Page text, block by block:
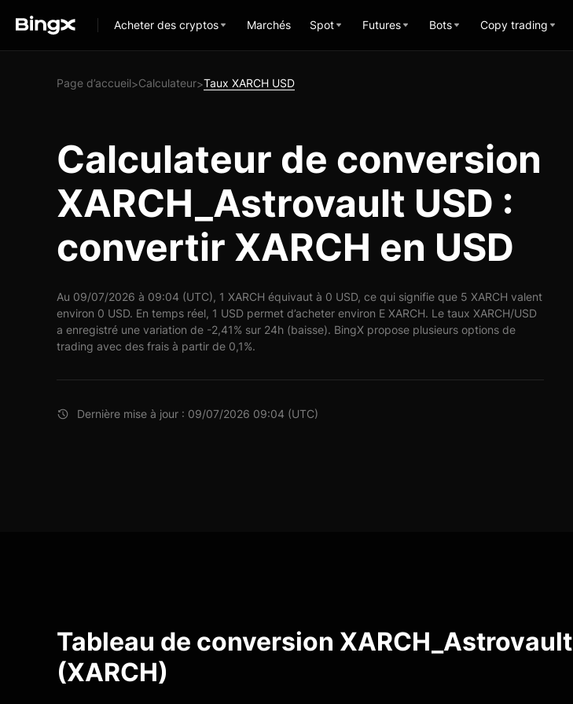
Acheter des cryptos Marchés Spot Futures Bots Copy trading
Page d’accueil>Calculateur>Taux XARCH USD
Calculateur de conversion
XARCH_Astrovault USD :
convertir XARCH en USD
Au 09/07/2026 à 09:04 (UTC), 1 XARCH équivaut à 0 USD, ce qui signifie que 5 XARCH valent
environ 0 USD. En temps réel, 1 USD permet d’acheter environ E XARCH. Le taux XARCH/USD
a enregistré une variation de -2,41% sur 24h (baisse). BingX propose plusieurs options de
trading avec des frais à partir de 0,1%.
Dernière mise à jour : 09/07/2026 09:04 (UTC)
Tableau de conversion XARCH_Astrovault
(XARCH)